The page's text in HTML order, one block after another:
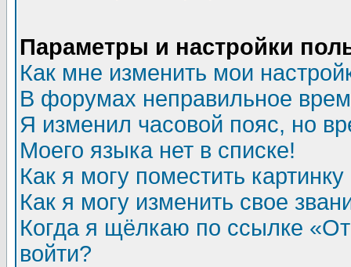
Параметры и настройки
Как мне изменить мои
В форумах неправильное
Я изменил часовой пояс, но
Моего языка нет в списке!
Как я могу поместить
Как я могу изменить свое
Когда я щёлкаю по ссылке
войти?